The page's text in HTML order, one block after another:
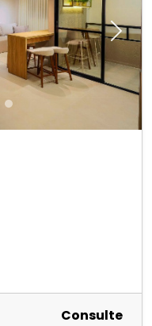
Next
Consulte